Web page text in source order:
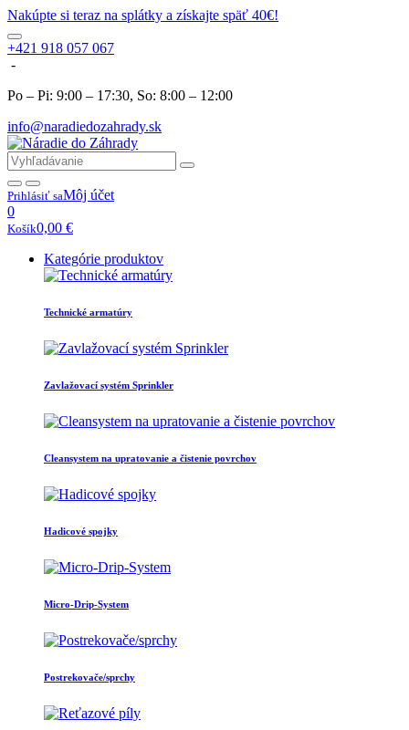
Nakúpte si teraz na splátky a získajte späť 40€!
+421 918 057 067
-
Po – Pi: 9:00 – 17:30, So: 8:00 – 12:00
info@naradiedozahrady.sk
Prihlásiť saMôj účet
0
Košík0,00 €
Kategórie produktov
Technické armatúry
Zavlažovací systém Sprinkler
Cleansystem na upratovanie a čistenie povrchov
Hadicové spojky
Micro-Drip-System
Postrekovače/sprchy